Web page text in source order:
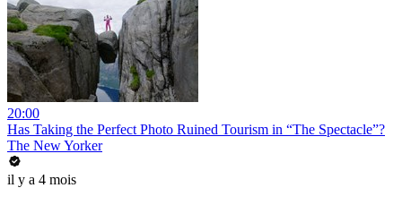
20:00
Has Taking the Perfect Photo Ruined Tourism in “The Spectacle”?
The New Yorker
il y a 4 mois